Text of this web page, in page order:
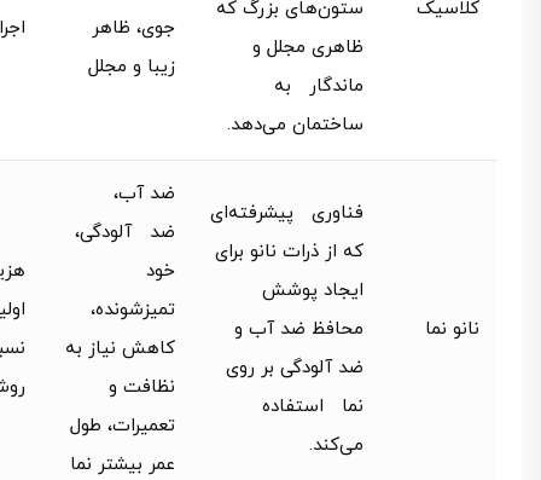
کلاسیک
ستون‌های بزرگ که
ظاهری مجلل و
ماندگار به
ساختمان می‌دهد.
جوی، ظاهر
زیبا و مجلل
نانو نما
فناوری پیشرفته‌ای
که از ذرات نانو برای
ایجاد پوشش
محافظ ضد آب و
ضد آلودگی بر روی
نما استفاده
می‌کند.
ضد آب،
ضد آلودگی،
خود
تمیزشونده،
کاهش نیاز به
نظافت و
تعمیرات، طول
عمر بیشتر نما